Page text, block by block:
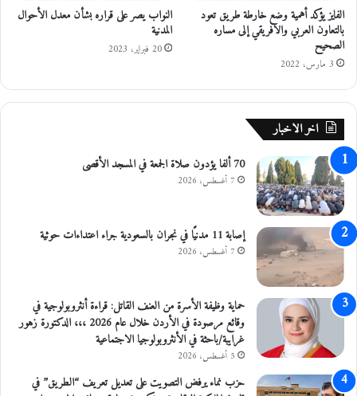
ب
2
6
"
أ
ر
د
ن
الفايز يؤكد أهمية وضع خارطة طريق تعود
بالتعاون العربي والافريقي إلى مساره
الصحيح
3 مارس، 2022
النواب يصر على قراره بشأن معدل الأحوال
المدنية
20 فبراير، 2023
اخر الاخبار
70 ألفا يؤدون صلاة الجمعة في المسجد الأقصى
7 أغسطس، 2026
إصابة 11 مدنيًا في نجران بالسعودية جراء اعتداءات حوثية
7 أغسطس، 2026
حماية وظيفة الأسرة من العنف القاتل: قراءة أنثروبولوجية في
وقائع مرصودة في الأردن خلال عام 2026 ،،، الدكتورة زهور
غرايبة/باحثة في الأنثروبولوجيا الاجتماعية
5 أغسطس، 2026
حزب نماء يرفض التصويت على تعديل تعريف “الطريق” في